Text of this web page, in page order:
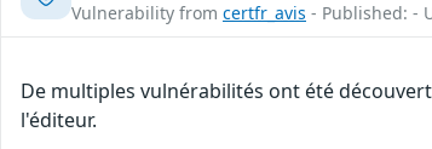
Vulnerability from certfr_avis - Published: -
De multiples vulnérabilités ont été
l'éditeur.